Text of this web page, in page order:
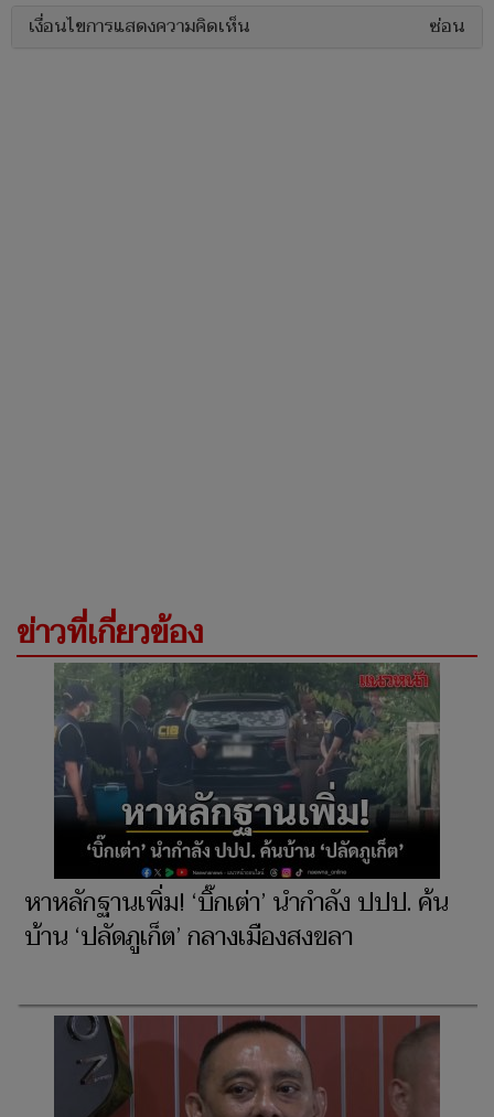
เงื่อนไขการแสดงความคิดเห็น ซ่อน
ข่าวที่เกี่ยวข้อง
หาหลักฐานเพิ่ม! ‘บิ๊กเต่า’ นำกำลัง ปปป. ค้น
บ้าน ‘ปลัดภูเก็ต’ กลางเมืองสงขลา